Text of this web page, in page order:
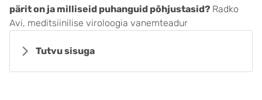
pärit on ja milliseid puhanguid põhjustasid? Radko
Avi, meditsiinilise viroloogia vanemteadur
Tutvu sisuga